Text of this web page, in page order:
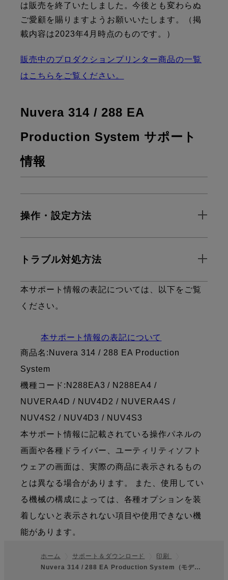
は販売を終了いたしました。今後とも変わらぬ
ご愛顧を賜りますようお願いいたします。（掲
載内容は2023年4月時点のものです。）
販売中のプロダクションプリンター商品の一覧
はこちらをご覧ください。
Nuvera 314 / 288 EA
Production System サポート
情報
操作・設定方法
トラブル対処方法
本サポート情報の表記については、以下をご覧
ください。
本サポート情報の表記について
商品名:Nuvera 314 / 288 EA Production
System
機種コード:N288EA3 / N288EA4 /
NUVERA4D / NUV4D2 / NUVERA4S /
NUV4S2 / NUV4D3 / NUV4S3
本サポート情報に記載されている操作パネルの
画面や各種ドライバー、ユーティリティソフト
ウェアの画面は、実際の商品に表示されるもの
とは異なる場合があります。 また、使用してい
る機械の構成によっては、各種オプションを装
着しないと表示されない項目や使用できない機
能があります。
フッター
ホーム サポート＆ダウンロード
印刷
Nuvera 314 / 288 EA Production System（モデ…